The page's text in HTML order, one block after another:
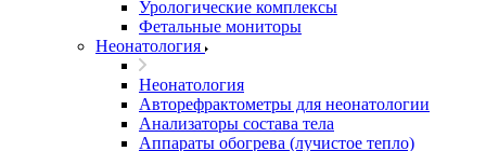
Урологические комплексы
Фетальные мониторы
Неонатология
Неонатология
Авторефрактометры для неонатологии
Анализаторы состава тела
Аппараты обогрева (лучистое тепло)